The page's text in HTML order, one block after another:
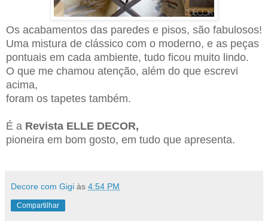
Os acabamentos das paredes e pisos, são fabulosos!
Uma mistura de clássico com o moderno, e as peças
pontuais em cada ambiente, tudo ficou muito lindo.
O que me chamou atenção, além do que escrevi
acima,
foram os tapetes também.
É a Revista ELLE DECOR,
pioneira em bom gosto, em tudo que apresenta.
Decore com Gigi às 4:54 PM
Compartilhar